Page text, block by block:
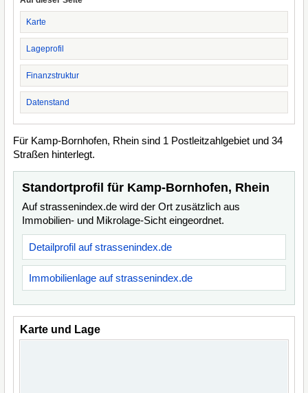
Karte
Lageprofil
Finanzstruktur
Datenstand
Für Kamp-Bornhofen, Rhein sind 1 Postleitzahlgebiet und 34
Straßen hinterlegt.
Standortprofil für Kamp-Bornhofen, Rhein
Auf strassenindex.de wird der Ort zusätzlich aus
Immobilien- und Mikrolage-Sicht eingeordnet.
Detailprofil auf strassenindex.de
Immobilienlage auf strassenindex.de
Karte und Lage